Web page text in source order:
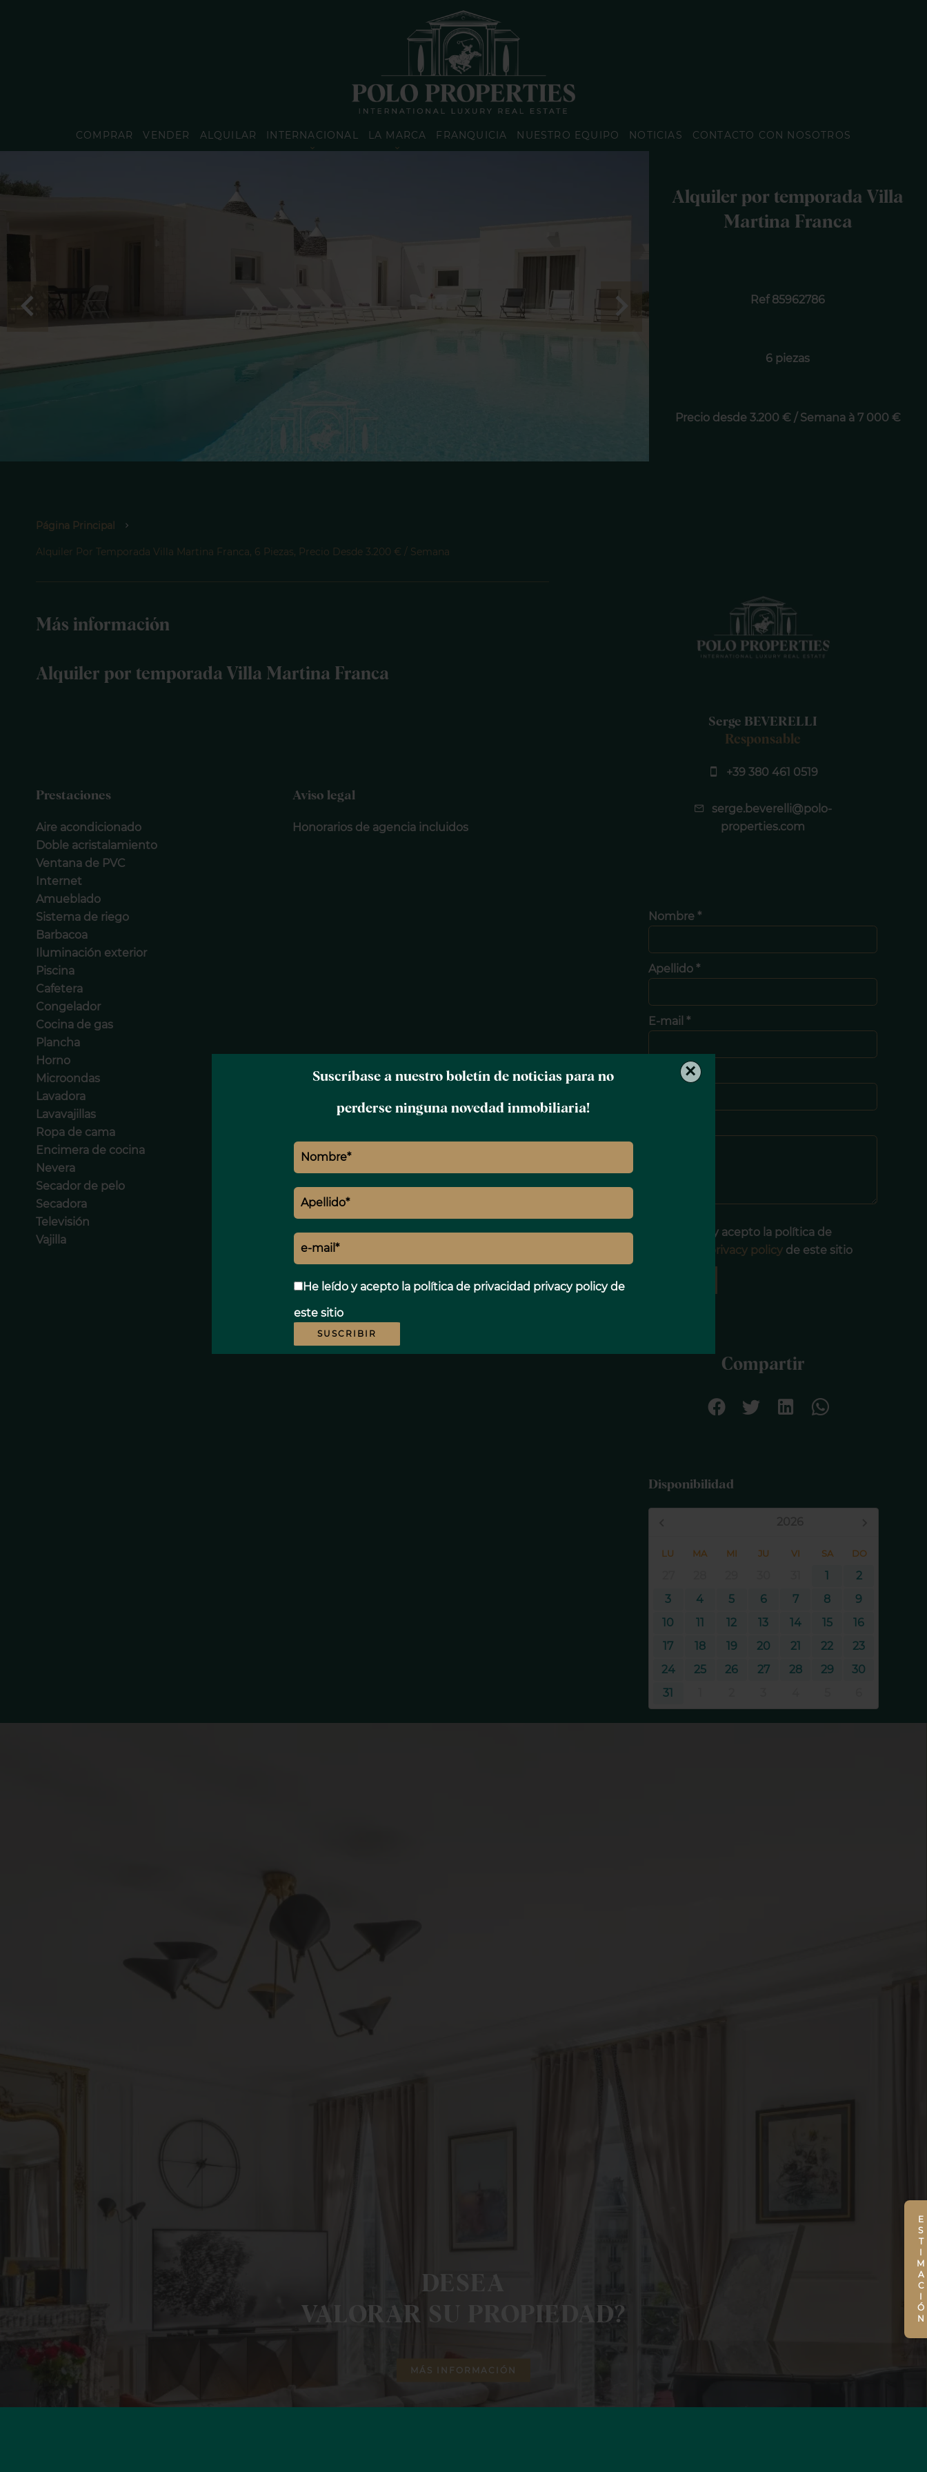
Suscríbase a nuestro boletín de noticias para no
perderse ninguna novedad inmobiliaria!
He leído y acepto la política de privacidad privacy policyde
este sitio
SUSCRIBIR
×
COMPRAR VENDER ALQUILAR INTERNACIONAL LA MARCA FRANQUICIA NUESTRO EQUIPO NOTICIAS CONTACTO CON NOSOTROS
Alquiler por temporada Villa
Martina Franca
Ref 85962786
6 piezas
Precio desde 3.200 € / Semana à 7 000 €
Página Principal
Alquiler Por Temporada Villa Martina Franca, 6 Piezas, Precio Desde 3.200 € / Semana
Más información
Alquiler por temporada Villa Martina Franca
Prestaciones
Aire acondicionado
Doble acristalamiento
Ventana de PVC
Internet
Amueblado
Sistema de riego
Barbacoa
Iluminación exterior
Piscina
Cafetera
Congelador
Cocina de gas
Plancha
Horno
Microondas
Lavadora
Lavavajillas
Ropa de cama
Encimera de cocina
Nevera
Secador de pelo
Secadora
Televisión
Vajilla
Aviso legal
Honorarios de agencia incluidos
Serge BEVERELLI
Responsable
+39 380 461 0519
serge.beverelli@polo-
properties.com
Nombre *
Apellido *
E-mail *
Teléfono *
He leído y acepto la política de
privacy policy de este sitio
Compartir
Disponibilidad
LU MA MI JU VI SA DO
1
2
3
4 5 6 7 8
9
10
11 12 13 14 15
16
17
18 19 20 21 22
23
24
25 26 27 28 29
30
31
ESTIMACIÓN
DESEA
VALORAR SU PROPIEDAD?
MÁS INFORMACIÓN